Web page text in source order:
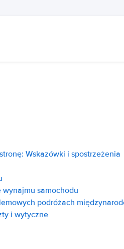
Wskazówki i spostrzeżenia
samochodu
podróżach
i wytyczne